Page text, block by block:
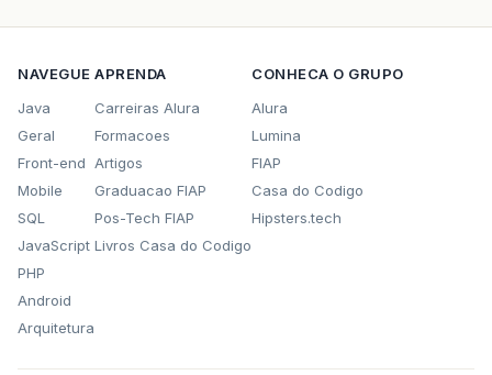
NAVEGUE
Java
Geral
Front-end
Mobile
SQL
JavaScript
PHP
Android
Arquitetura
APRENDA
Carreiras Alura
Formacoes
Artigos
Graduacao FIAP
Pos-Tech FIAP
Livros Casa do Codigo
CONHECA O GRUPO
Alura
Lumina
FIAP
Casa do Codigo
Hipsters.tech